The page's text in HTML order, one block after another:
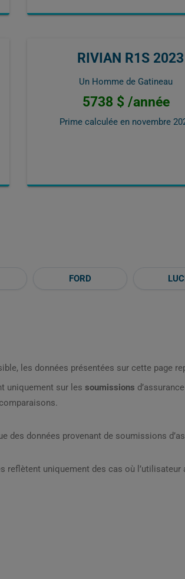
RIVIAN R1S 2023
Un Homme de Gatineau
5738 $ /année
Prime calculée en novembre
FORD
les données présentées sur cette page
uniquement sur les soumissions
des données provenant de soumissions
reflètent uniquement des cas où